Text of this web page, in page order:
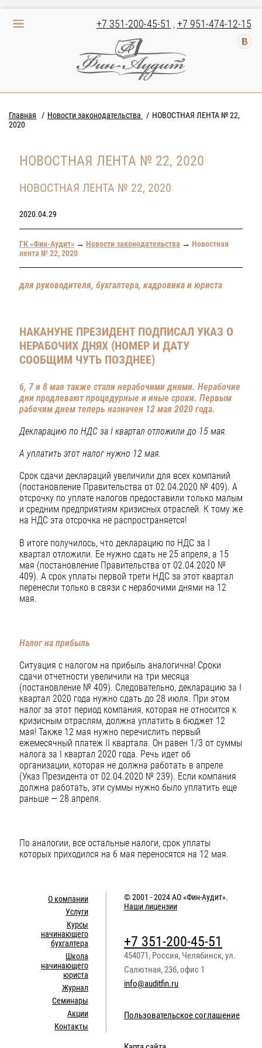
+7 351-200-45-51 ,+7 951-474-12-15
Главная Новости законодательства
НОВОСТНАЯ ЛЕНТА № 22,
2020
НОВОСТНАЯ ЛЕНТА № 22, 2020
НОВОСТНАЯ ЛЕНТА № 22, 2020
2020.04.29
ГК «Фин-Аудит» → Новости законодательства → Новостная
лента № 22, 2020
для руководителя, бухгалтера, кадровика и юриста
НАКАНУНЕ ПРЕЗИДЕНТ ПОДПИСАЛ УКАЗ О
НЕРАБОЧИХ ДНЯХ (НОМЕР И ДАТУ
СООБЩИМ ЧУТЬ ПОЗДНЕЕ)
6, 7 и 8 мая также стали нерабочими днями. Нерабочие
дни продлевают процедурные и иные сроки. Первым
рабочим днем теперь назначен 12 мая 2020 года.
Декларацию по НДС за I квартал отложили до 15 мая.
А уплатить этот налог нужно 12 мая.
Срок сдачи деклараций увеличили для всех компаний
(постановление Правительства от 02.04.2020 № 409). А
отсрочку по уплате налогов предоставили только малым
и средним предприятиям кризисных отраслей. К тому же
на НДС эта отсрочка не распространяется!
В итоге получилось, что декларацию по НДС за I
квартал отложили. Ее нужно сдать не 25 апреля, а 15
мая (постановление Правительства от 02.04.2020 №
409). А срок уплаты первой трети НДС за этот квартал
перенесли только в связи с нерабочими днями на 12
мая.
Налог на прибыль
Ситуация с налогом на прибыль аналогична! Сроки
сдачи отчетности увеличили на три месяца
(постановление № 409). Следовательно, декларацию за I
квартал 2020 года нужно сдать до 28 июля. При этом
налог за этот период компания, которая не относится к
кризисным отраслям, должна уплатить в бюджет 12
мая! Также 12 мая нужно перечислить первый
ежемесячный платеж II квартала. Он равен 1/3 от суммы
налога за I квартал 2020 года. Речь идет об
организации, которая не должна работать в апреле
(Указ Президента от 02.04.2020 № 239). Если компания
должна работать, эти суммы нужно было уплатить еще
раньше — 28 апреля.
По аналогии, все остальные налоги, срок уплаты
которых приходился на 6 мая переносятся на 12 мая.
О компании
Услуги
Курсы
начинающего
бухгалтера
Школа
начинающего
юриста
Журнал
Семинары
Акции
Контакты
© 2001 - 2024АО «Фин-Аудит».
Наши лицензии
+7 351-200-45-51
454071 , Россия, Челябинск,ул.
Салютная, 23б, офис 1
info@auditfin.ru
Пользовательское соглашение